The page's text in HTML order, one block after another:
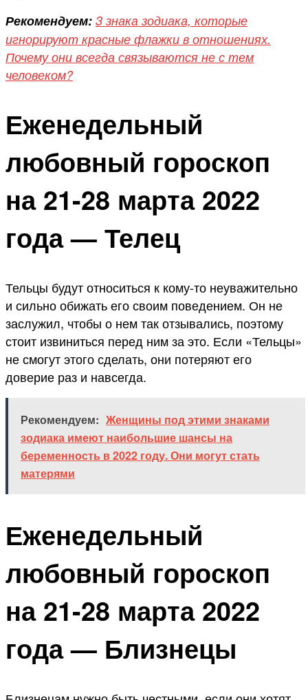
Рекомендуем: 3 знака зодиака, которые
игнорируют красные флажки в отношениях.
Почему они всегда связываются не с тем
человеком?
Еженедельный
любовный гороскоп
на 21-28 марта 2022
года — Телец
Тельцы будут относиться к кому-то неуважительно
и сильно обижать его своим поведением. Он не
заслужил, чтобы о нем так отзывались, поэтому
стоит извиниться перед ним за это. Если «Тельцы»
не смогут этого сделать, они потеряют его
доверие раз и навсегда.
Рекомендуем: Женщины под этими знаками
зодиака имеют наибольшие шансы на
беременность в 2022 году. Они могут стать
матерями
Еженедельный
любовный гороскоп
на 21-28 марта 2022
года — Близнецы